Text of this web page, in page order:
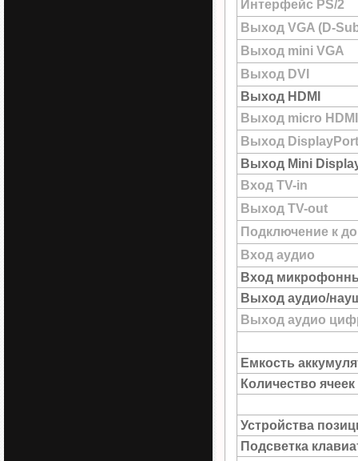
Интерфейс PS/2
Выход VGA (D-
Выход mini VGA
Выход DVI
Выход HDMI
Выход micro HDMI
Выход DisplayPort
Выход Mini
Вход TV-in
Выход TV-out
Подключение к
Вход аудио
Вход
Выход аудио/
Выход аудио
Емкость
Количество
Устройства
Подсветка